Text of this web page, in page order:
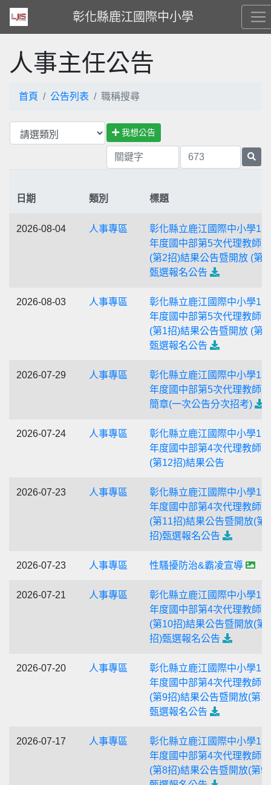
彰化縣鹿江國際中小學
人事主任公告
首頁 公告列表 職稱搜尋
我想公告
日期 類別 標題
2026-08-04 人事專區
彰化縣立鹿江國際中小學
年度國中部第5次代理教師
(第2招)結果公告暨開放 (第3
甄選報名公告
2026-08-03 人事專區
彰化縣立鹿江國際中小學
年度國中部第5次代理教師
(第1招)結果公告暨開放 (第2
甄選報名公告
2026-07-29 人事專區
彰化縣立鹿江國際中小學
年度國中部第5次代理教師
簡章(一次公告分次招考)
2026-07-24 人事專區
彰化縣立鹿江國際中小學
年度國中部第4次代理教師
(第12招)結果公告
2026-07-23 人事專區
彰化縣立鹿江國際中小學
年度國中部第4次代理教師
(第11招)結果公告暨開放(第
招)甄選報名公告
2026-07-23 人事專區 性騷擾防治&霸凌宣導
2026-07-21 人事專區
彰化縣立鹿江國際中小學
年度國中部第4次代理教師
(第10招)結果公告暨開放(第
招)甄選報名公告
2026-07-20 人事專區
彰化縣立鹿江國際中小學
年度國中部第4次代理教師
(第9招)結果公告暨開放(第
甄選報名公告
2026-07-17 人事專區
彰化縣立鹿江國際中小學
年度國中部第4次代理教師
(第8招)結果公告暨開放(第9